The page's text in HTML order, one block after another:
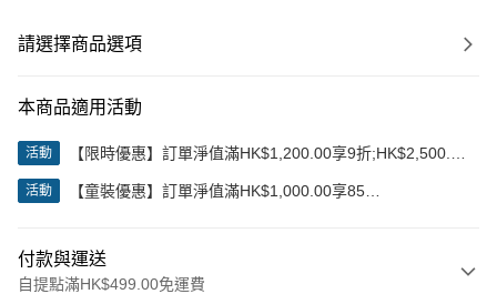
請選擇商品選項
本商品適用活動
活動
【限時優惠】訂單淨值滿HK$1,200.00享9折;HK$2,500.00
活動
【童裝優惠】訂單淨值滿HK$1,000.00享85
付款與運送
自提點滿HK$499.00免運費